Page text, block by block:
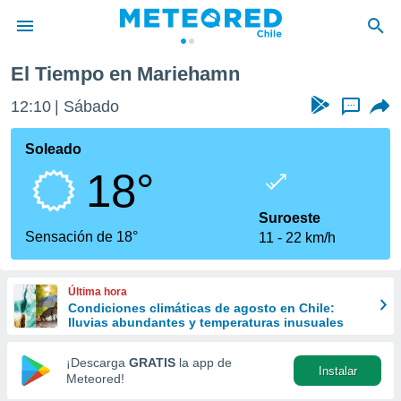
de
por
que se
calidad.
a este
las
y
forma
digital
basada
El Tiempo en Mariehamn
12:10 Sábado ...
Soleado
18°
Sensación de 18°
Suroeste
11
22 km/h
Última hora
Condiciones climáticas de agosto en Chile:
lluvias abundantes y temperaturas inusuales
¡Descarga GRATIS la app de
Meteored!
Instalar